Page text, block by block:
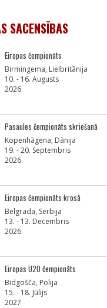
SACENSĪBAS
Eiropas čempionāts
Birmingema, Lielbritānija
10. - 16. Augusts
2026
Pasaules čempionāts skriešanā
Kopenhāgena, Dānija
19. - 20. Septembris
2026
Eiropas čempionāts krosā
Belgrada, Serbija
13. - 13. Decembris
2026
Eiropas U20 čempionāts
Bidgošča, Polija
15. - 18. Jūlijs
2027